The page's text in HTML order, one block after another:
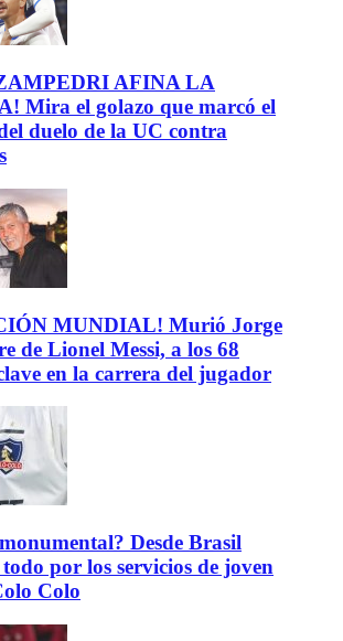
AFINA LA
Mira el golazo que marcó el
duelo de la UC contra
MUNDIAL! Murió Jorge
de Lionel Messi, a los 68
en la carrera del jugador
Desde Brasil
por los servicios de joven
Colo